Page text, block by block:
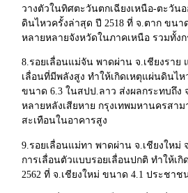
วางตัวในทิศตะวันตกเฉียงเหนือ-ตะวัน
ดินไหวครั้งล่าสุด ปี 2518 ที่ จ.ตาก ขน
หลายหลายจังหวัดในภาคเหนือ รวมทั้ง
8.รอยเลื่อนแม่จัน พาดผ่าน จ.เชียงราย
เลื่อนที่มีพลังสูง ทำให้เกิดเหตุแผ่นดินไห
ขนาด 6.3 ในสปป.ลาว ส่งผลกระทบถึง
หลายหลังเสียหาย กรุงเทพมหานครสา
สะเทือนในอาคารสูง
9.รอยเลื่อนแม่ทา พาดผ่าน จ.เชียงใหม่
การเลื่อนตัวแบบรอยเลื่อนปกติ ทำให้เ
2562 ที่ จ.เชียงใหม่ ขนาด 4.1 ประชาช